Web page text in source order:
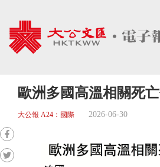
歐洲多國高溫相關死
大公報 A24：國際 2026-06-30